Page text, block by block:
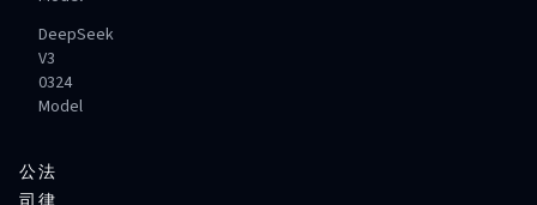
DeepSeek
V3
0324
Model
公法